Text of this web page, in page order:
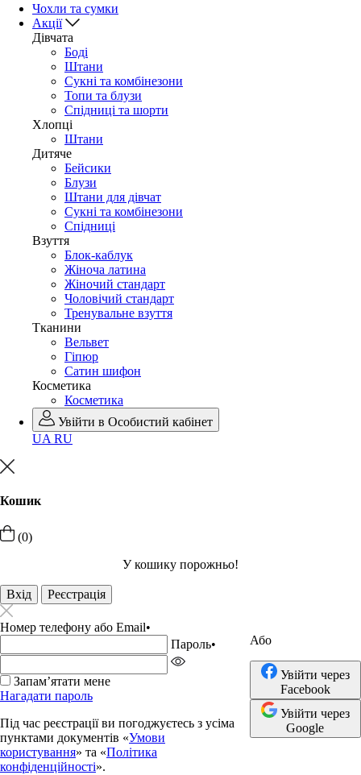
Чохли та сумки
Акції
Дівчата
Боді
Штани
Сукні та комбінезони
Топи та блузи
Спідниці та шорти
Хлопці
Штани
Дитяче
Бейсики
Блузи
Штани для дівчат
Сукні та комбінезони
Спідниці
Взуття
Блок-каблук
Жіноча латина
Жіночий стандарт
Чоловічий стандарт
Тренувальне взуття
Тканини
Вельвет
Гіпюр
Сатин шифон
Косметика
Косметика
Увійти в Особистий кабінет
UA RU
Кошик
(0)
У кошику порожньо!
Вхід Реєстрація
Номер телефону або Email•
Пароль•
Запамʼятати мене
Нагадати пароль
Під час реєстрації ви погоджуєтесь з усіма
пунктами документів «Умови
користування» та «Політика
конфіденційності».
Або
Увійти через
Facebook
Увійти через
Google